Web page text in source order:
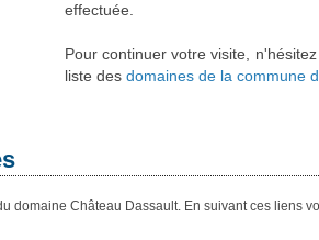
effectuée.
Pour continuer votre visite,
liste des domaines de la commune
domaine Château Dassault. En suivant ces liens